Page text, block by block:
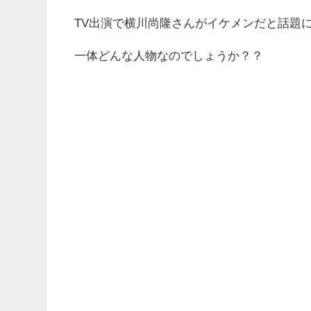
TV出演で横川尚隆さんがイケメンだと話題
一体どんな人物なのでしょうか？？